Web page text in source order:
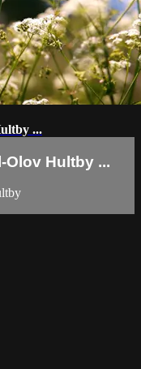
...
Olov Hultby ...